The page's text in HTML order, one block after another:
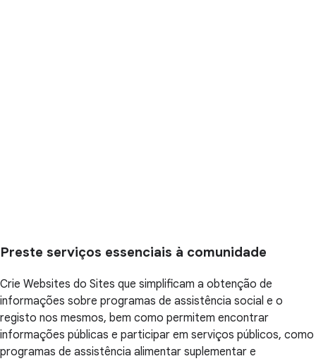
Preste serviços essenciais à comunidade
Crie Websites do Sites que simplificam a obtenção de
informações sobre programas de assistência social e o
registo nos mesmos, bem como permitem encontrar
informações públicas e participar em serviços públicos, como
programas de assistência alimentar suplementar e